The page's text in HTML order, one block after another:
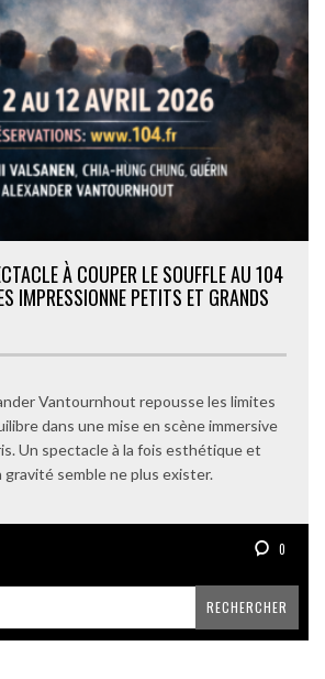
À COUPER LE SOUFFLE AU 104
IMPRESSIONNE PETITS ET GRANDS
Vantournhout repousse les limites
dans une mise en scène immersive
Un spectacle à la fois esthétique et
gravité semble ne plus exister.
0